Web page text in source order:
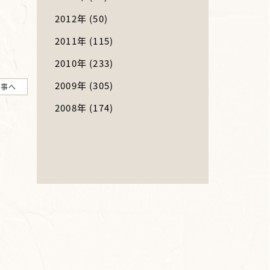
へ
2012年 (50)
2011年 (115)
2010年 (233)
2009年 (305)
2008年 (174)